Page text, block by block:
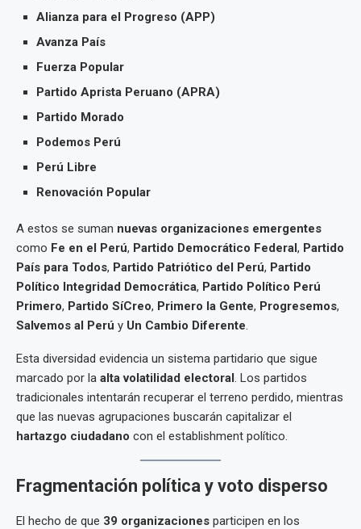
Alianza para el Progreso (APP)
Avanza País
Fuerza Popular
Partido Aprista Peruano (APRA)
Partido Morado
Podemos Perú
Perú Libre
Renovación Popular
A estos se suman nuevas organizaciones emergentes
como Fe en el Perú, Partido Democrático Federal, Partido
País para Todos, Partido Patriótico del Perú, Partido
Político Integridad Democrática, Partido Político Perú
Primero, Partido SíCreo, Primero la Gente, Progresemos,
Salvemos al Perú y Un Cambio Diferente.
Esta diversidad evidencia un sistema partidario que sigue
marcado por la alta volatilidad electoral. Los partidos
tradicionales intentarán recuperar el terreno perdido, mientras
que las nuevas agrupaciones buscarán capitalizar el
hartazgo ciudadano con el establishment político.
Fragmentación política y voto disperso
El hecho de que 39 organizaciones participen en los